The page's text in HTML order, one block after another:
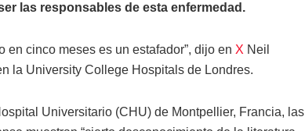
las responsables de esta enfermedad.
en cinco meses es un estafador”, dijo en X Neil
la University College Hospitals de Londres.
Universitario (CHU) de Montpellier, Francia, las